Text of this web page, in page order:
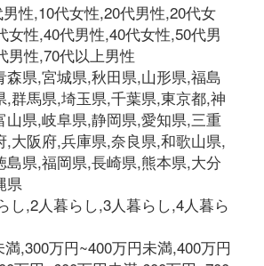
性,10代女性,20代男性,20代女
女性,40代男性,40代女性,50代男
男性,70代以上男性
森県,宮城県,秋田県,山形県,福島
,群馬県,埼玉県,千葉県,東京都,神
山県,岐阜県,静岡県,愛知県,三重
,大阪府,兵庫県,奈良県,和歌山県,
島県,福岡県,長崎県,熊本県,大分
県
し,2人暮らし,3人暮らし,4人暮ら
,300万円~400万円未満,400万円